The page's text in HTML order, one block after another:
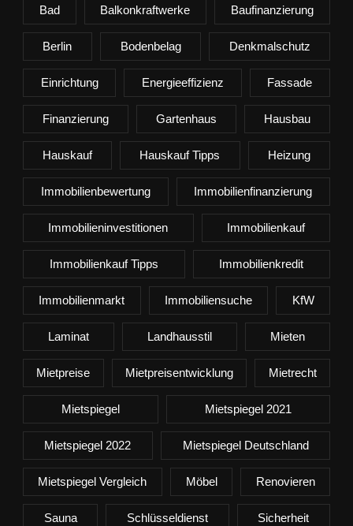
Bad Balkonkraftwerke Baufinanzierung
Berlin Bodenbelag Denkmalschutz
Einrichtung Energieeffizienz Fassade
Finanzierung Gartenhaus Hausbau
Hauskauf Hauskauf Tipps Heizung
Immobilienbewertung Immobilienfinanzierung
Immobilieninvestitionen Immobilienkauf
Immobilienkauf Tipps Immobilienkredit
Immobilienmarkt Immobiliensuche KfW
Laminat Landhausstil Mieten
Mietpreise Mietpreisentwicklung Mietrecht
Mietspiegel Mietspiegel 2021
Mietspiegel 2022 Mietspiegel Deutschland
Mietspiegel Vergleich Möbel Renovieren
Sauna Schlüsseldienst Sicherheit